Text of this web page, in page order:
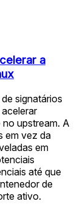
a
signatários
upstream. A
em vez da
em
até que
de
ativo.